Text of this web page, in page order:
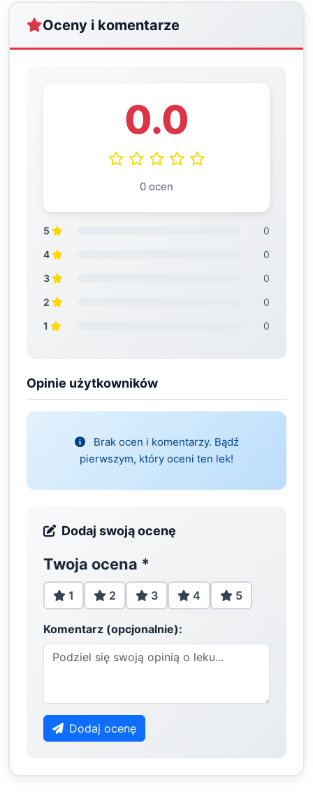
Oceny i komentarze
0.0
0 ocen
5
0
4
0
3
0
2
0
1
0
Opinie użytkowników
Brak ocen i komentarzy. Bądź
pierwszym, który oceni ten lek!
Dodaj swoją ocenę
Twoja ocena *
1 2 3 4 5
Komentarz (opcjonalnie):
Dodaj ocenę